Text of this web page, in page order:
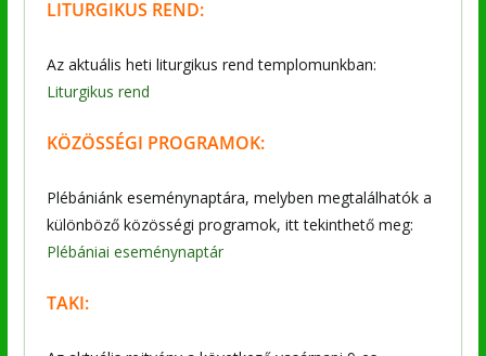
LITURGIKUS REND:
Az aktuális heti liturgikus rend templomunkban:
Liturgikus rend
KÖZÖSSÉGI PROGRAMOK:
Plébániánk eseménynaptára, melyben megtalálhatók a
különböző közösségi programok, itt tekinthető meg:
Plébániai eseménynaptár
TAKI: